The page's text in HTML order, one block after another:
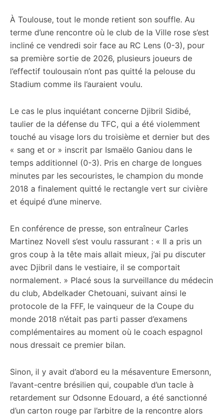
À Toulouse, tout le monde retient son souffle. Au
terme d’une rencontre où le club de la Ville rose s’est
incliné ce vendredi soir face au RC Lens (0-3), pour
sa première sortie de 2026, plusieurs joueurs de
l’effectif toulousain n’ont pas quitté la pelouse du
Stadium comme ils l’auraient voulu.
Le cas le plus inquiétant concerne Djibril Sidibé,
taulier de la défense du TFC, qui a été violemment
touché au visage lors du troisième et dernier but des
« sang et or » inscrit par Ismaëlo Ganiou dans le
temps additionnel (0-3). Pris en charge de longues
minutes par les secouristes, le champion du monde
2018 a finalement quitté le rectangle vert sur civière
et équipé d’une minerve.
En conférence de presse, son entraîneur Carles
Martinez Novell s’est voulu rassurant : « Il a pris un
gros coup à la tête mais allait mieux, j’ai pu discuter
avec Djibril dans le vestiaire, il se comportait
normalement. » Placé sous la surveillance du médecin
du club, Abdelkader Chetouani, suivant ainsi le
protocole de la FFF, le vainqueur de la Coupe du
monde 2018 n’était pas parti passer d’examens
complémentaires au moment où le coach espagnol
nous dressait ce premier bilan.
Sinon, il y avait d’abord eu la mésaventure Emersonn,
l’avant-centre brésilien qui, coupable d’un tacle à
retardement sur Odsonne Edouard, a été sanctionné
d’un carton rouge par l’arbitre de la rencontre alors